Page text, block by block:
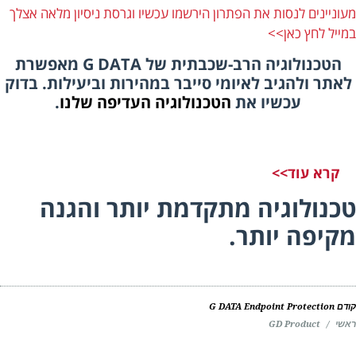
לנסות את הפתרוןהירשמו עכשיווגרסת ניסיון מלאה אצלך
לחץ כאן>>
הטכנולוגיה הרב-שכבתית של G DATA מאפשרת
ולהגיב לאיומי סייבר במהירות וביעילות. בדוק
עכשיו אתהטכנולוגיה העדיפה שלנו.
קרא עוד>>
מתקדמת יותר והגנה
יותר.
G DATA Endpoint Protection
/
GD Product